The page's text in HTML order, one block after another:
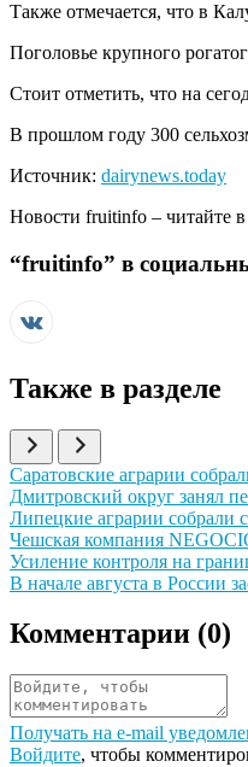
Также отмечается, что в
Поголовье крупного
Стоит отметить, что на
В прошлом году 300
Источник: dairynews.today
Новости fruitinfo – читайте
“fruitinfo” в
Также в разделе
Иллюстрация новости
Саратовские аграрии
Иллюстрация новости
Дмитровский округ занял
Иллюстрация новости
Липецкие аграрии
Иллюстрация новости
Чешская компания
Иллюстрация новости
Усиление контроля на
Иллюстрация новости
В начале августа в России
Комментарии (0)
Получать на e‑mail
Войдите, чтобы